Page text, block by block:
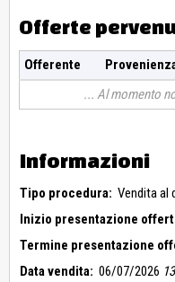
Offerte
Offerente
Al momento
Informazioni
Tipo procedura: Vendita al
Inizio presentazione
Termine presentazione
Data vendita: 06/07/2026